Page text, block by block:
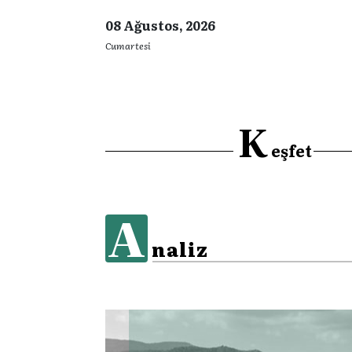
08 Ağustos, 2026
Cumartesi
Keşfet
A naliz